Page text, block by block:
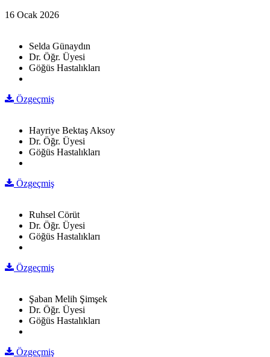
16 Ocak 2026
Selda Günaydın
Dr. Öğr. Üyesi
Göğüs Hastalıkları
Özgeçmiş
Hayriye Bektaş Aksoy
Dr. Öğr. Üyesi
Göğüs Hastalıkları
Özgeçmiş
Ruhsel Cörüt
Dr. Öğr. Üyesi
Göğüs Hastalıkları
Özgeçmiş
Şaban Melih Şimşek
Dr. Öğr. Üyesi
Göğüs Hastalıkları
Özgeçmiş